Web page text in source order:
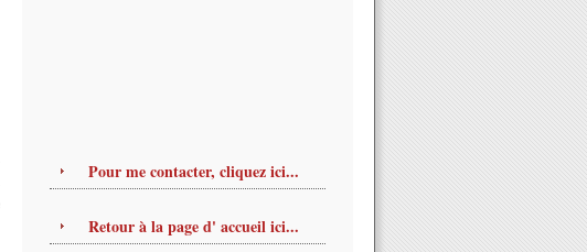
Pour me contacter, cliquez ici...
Retour à la page d' accueil ici...